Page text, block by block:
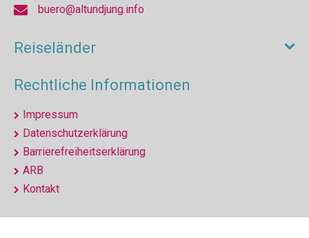
buero@altundjung.info
Reiseländer
Rechtliche Informationen
Impressum
Datenschutzerklärung
Barrierefreiheitserklärung
ARB
Kontakt